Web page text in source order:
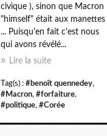
civique ), sinon que Macron
"himself" était aux manettes
... Puisqu'en fait c'est nous
qui avons révélé...
Lire la suite
Tag(s) : #benoît quennedey,
#Macron, #forfaiture,
#politique, #Corée